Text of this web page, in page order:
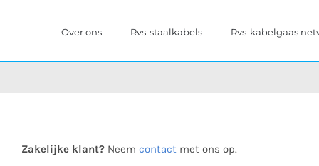
Over ons Rvs-staalkabels Rvs-kabelgaas
Zakelijke klant?Neem contactmet ons op.